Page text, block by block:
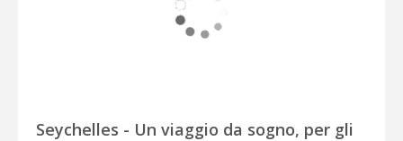
Seychelles - Un viaggio da sogno, per gli